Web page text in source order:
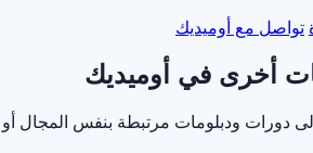
تواصل مع أوميديك
أخرى في أوميديك
دورات ودبلومات مرتبطة بنفس المجال أو